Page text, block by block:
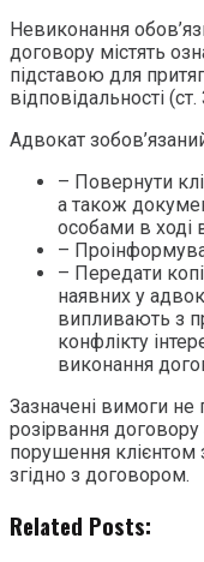
Невиконання
договору містять
підставою для
відповідальності
Адвокат
– Повернути
а також
особами в ході
–
– Передати
наявних у
випливають з
конфлікту
виконання
Зазначені вимоги
розірвання
порушення клієнтом
згідно з договором.
Related Posts: